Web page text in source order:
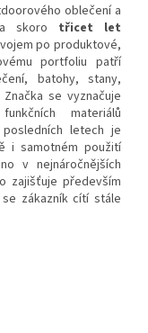
oblečení a
skoro třicet let
po produktové,
portfoliu patří
batohy, stany,
se vyznačuje
materiálů
letech je
i samotném použití
v nejnáročnějších
zajišťuje především
se zákazník cítí stále